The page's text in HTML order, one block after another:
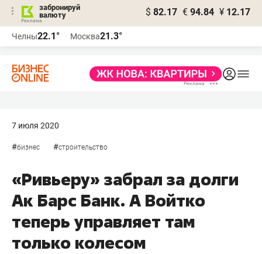
забронируй
валюту
$ 82.17 € 94.84 ¥ 12.17
Челны22.1° Москва21.3°
7 июля 2020
#бизнес #строительство
«Ривьеру» забрал за долги
Ак Барс Банк. А Войтко
теперь управляет там
только колесом